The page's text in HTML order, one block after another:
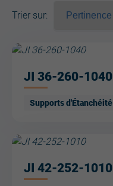
Trier sur:
JI 36-260-1040
Supports d'Étanchéité
JI 42-252-1010